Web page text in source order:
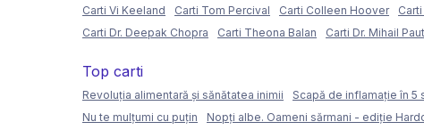
Carti Vi Keeland
Carti Tom Percival Carti Colleen Hoover
Carti Dr. Deepak Chopra
Carti Theona Balan Carti Dr. Mihail
Top carti
Revoluția alimentară și sănătatea inimii Scapă de inflamație în 5
Nu te mulțumi cu puțin
Nopți albe. Oameni sărmani - ediție